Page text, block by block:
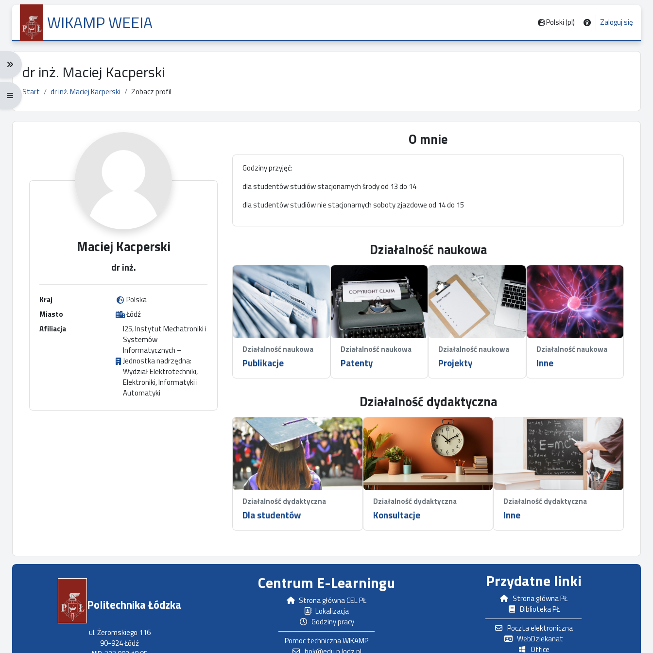
WIKAMP WEEIA Polski ‎(pl)‎ Zaloguj się
Rozwiń menu nawigacji: Ctrl + Alt + →
Rozwiń menu pełnoekranowe: Ctrl + Alt + f
dr inż. Maciej Kacperski
Start dr inż. Maciej Kacperski Zobacz profil
Główne bloki treści
Maciej Kacperski
dr inż.
Kraj
Polska
Miasto
Łódź
Afiliacja
I25, Instytut Mechatroniki i
Systemów
Informatycznych –
Jednostka nadrzędna:
Wydział Elektrotechniki,
Elektroniki, Informatyki i
Automatyki
O mnie
Godziny przyjęć:
dla studentów studiów stacjonarnych środy od 13 do 14
dla studentów studiów nie stacjonarnych soboty zjazdowe od 14 do 15
Działalność naukowa
Działalność naukowa
Publikacje
Działalność naukowa
Patenty
Działalność naukowa
Projekty
Działalność naukowa
Inne
Działalność dydaktyczna
Działalność dydaktyczna
Dla studentów
Działalność dydaktyczna
Konsultacje
Działalność dydaktyczna
Inne
Politechnika Łódzka
ul. Żeromskiego 116
90-924 Łódź
Centrum E-Learningu
Strona główna CEL PŁ
Lokalizacja
Godziny pracy
Pomoc techniczna WIKAMP
Przydatne linki
Strona główna PŁ
Biblioteka PŁ
Poczta elektroniczna
WebDziekanat
Office